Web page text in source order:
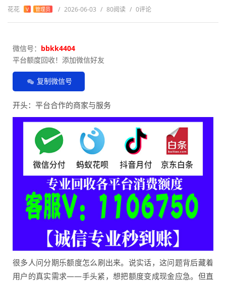
花花 V 管理员 / 2026-06-03 / 80阅读 / 0评论
微信号： bbkk4404
平台额度回收！添加微信好友
复制微信号
开头：平台合作的商家与服务
很多人问分期乐额度怎么刷出来。说实话，这问题背后藏着
用户的真实需求——手头紧，想把额度变成现金应急。但直